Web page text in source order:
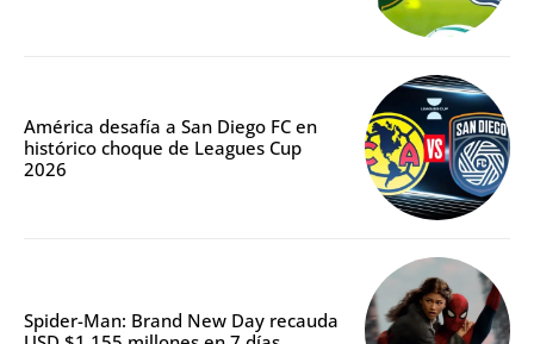
América desafía a San Diego FC en
histórico choque de Leagues Cup
2026
Spider-Man: Brand New Day recauda